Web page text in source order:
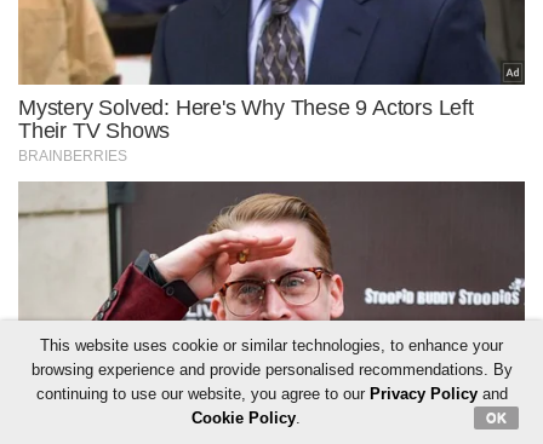
This website uses cookie or similar technologies, to enhance your
browsing experience and provide personalised recommendations. By
continuing to use our website, you agree to our Privacy Policyand
Cookie Policy. OK